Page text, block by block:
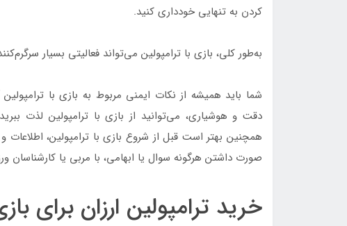
کردن به تنهایی خودداری کنید.
به‌طور کلی، بازی با ترامپولین می‌تواند فعالیتی بسیار
شما باید همیشه از نکات ایمنی مربوط به بازی با
دقت و هوشیاری، می‌توانید از بازی با ترامپولین لذت
همچنین بهتر است قبل از شروع بازی با ترامپولین،
صورت داشتن هرگونه سوال یا ابهامی، با مربی یا کارشناسان
خرید ترامپولین ارزان برای